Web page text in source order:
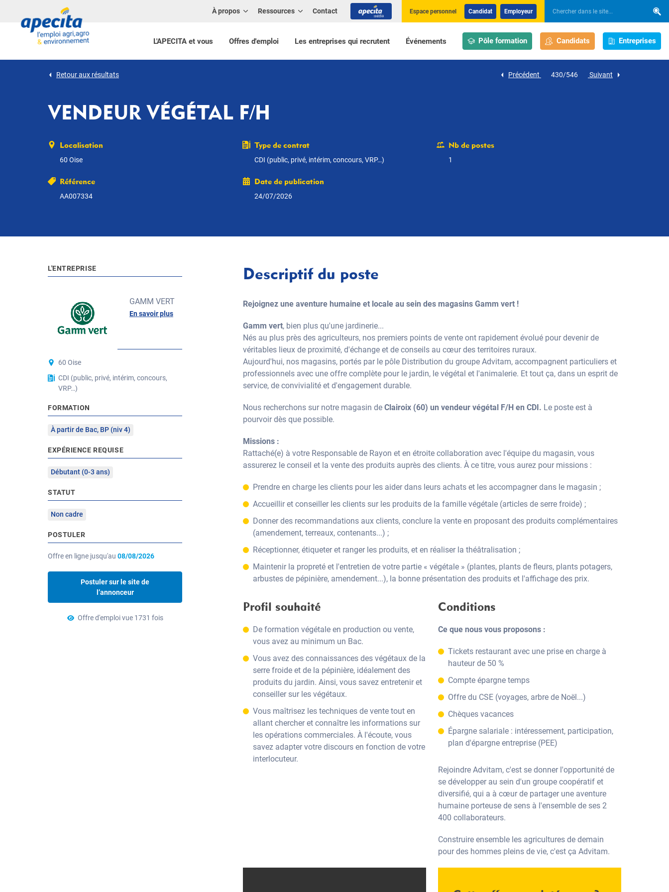
L'APECITA et vous Offres d'emploi Les entreprises qui recrutent Événements Pôle formation Candidats Entreprises
À propos Ressources Contact Espace personnel Candidat Employeur
Retour aux résultats Précédent 430/546 Suivant
VENDEUR VÉGÉTAL F/H
Localisation
60 Oise
Type de contrat
CDI (public, privé, intérim, concours, VRP…)
Nb de postes
1
Référence
AA007334
Date de publication
24/07/2026
L'ENTREPRISE
GAMM VERT
En savoir plus
60 Oise
CDI (public, privé, intérim, concours,
VRP…)
FORMATION
À partir de Bac, BP (niv 4)
EXPÉRIENCE REQUISE
Débutant (0-3 ans)
STATUT
Non cadre
POSTULER
Offre en ligne jusqu'au 08/08/2026
Postuler sur le site de
l’annonceur
Offre d'emploi vue 1731 fois
Descriptif du poste
Rejoignez une aventure humaine et locale au sein des magasins Gamm vert !
Gamm vert, bien plus qu'une jardinerie...
Nés au plus près des agriculteurs, nos premiers points de vente ont rapidement évolué pour devenir de
véritables lieux de proximité, d'échange et de conseils au cœur des territoires ruraux.
Aujourd'hui, nos magasins, portés par le pôle Distribution du groupe Advitam, accompagnent particuliers et
professionnels avec une offre complète pour le jardin, le végétal et l'animalerie. Et tout ça, dans un esprit de
service, de convivialité et d'engagement durable.
Nous recherchons sur notre magasin de Clairoix (60) un vendeur végétal F/H en CDI. Le poste est à
pourvoir dès que possible.
Missions :
Rattaché(e) à votre Responsable de Rayon et en étroite collaboration avec l'équipe du magasin, vous
assurerez le conseil et la vente des produits auprès des clients. À ce titre, vous aurez pour missions :
Prendre en charge les clients pour les aider dans leurs achats et les accompagner dans le magasin ;
Accueillir et conseiller les clients sur les produits de la famille végétale (articles de serre froide) ;
Donner des recommandations aux clients, conclure la vente en proposant des produits complémentaires
(amendement, terreaux, contenants...) ;
Réceptionner, étiqueter et ranger les produits, et en réaliser la théâtralisation ;
Maintenir la propreté et l'entretien de votre partie « végétale » (plantes, plants de fleurs, plants potagers,
arbustes de pépinière, amendement...), la bonne présentation des produits et l'affichage des prix.
Profil souhaité
De formation végétale en production ou vente,
vous avez au minimum un Bac.
Vous avez des connaissances des végétaux de la
serre froide et de la pépinière, idéalement des
produits du jardin. Ainsi, vous savez entretenir et
conseiller sur les végétaux.
Vous maîtrisez les techniques de vente tout en
allant chercher et connaître les informations sur
les opérations commerciales. À l'écoute, vous
savez adapter votre discours en fonction de votre
interlocuteur.
Conditions
Ce que nous vous proposons :
Tickets restaurant avec une prise en charge à
hauteur de 50 %
Compte épargne temps
Offre du CSE (voyages, arbre de Noël...)
Chèques vacances
Épargne salariale : intéressement, participation,
plan d'épargne entreprise (PEE)
Rejoindre Advitam, c'est se donner l'opportunité de
se développer au sein d'un groupe coopératif et
diversifié, qui a à cœur de partager une aventure
humaine porteuse de sens à l'ensemble de ses 2
400 collaborateurs.
Construire ensemble les agricultures de demain
pour des hommes pleins de vie, c'est ça Advitam.